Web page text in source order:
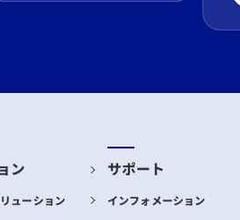
ン
ューション
サポート
インフォメーション